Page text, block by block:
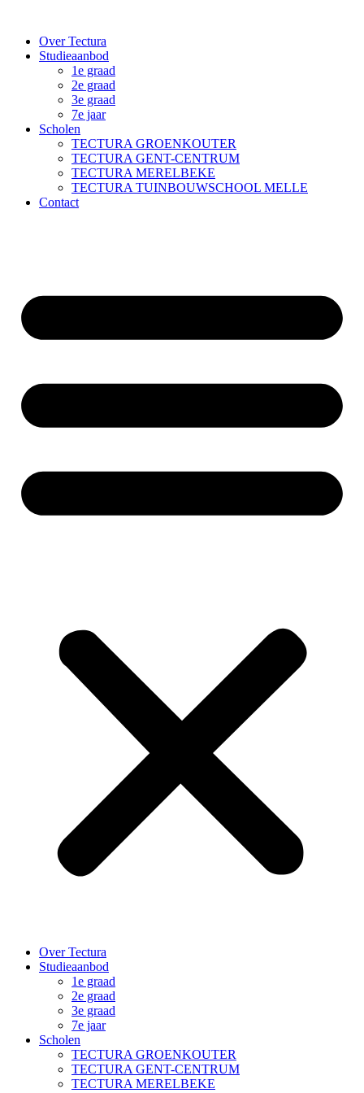
inhoud
Over Tectura
Studieaanbod
1e graad
2e graad
3e graad
7e jaar
Scholen
TECTURA GROENKOUTER
TECTURA GENT-CENTRUM
TECTURA MERELBEKE
TECTURA TUINBOUWSCHOOL MELLE
Contact
Over Tectura
Studieaanbod
1e graad
2e graad
3e graad
7e jaar
Scholen
TECTURA GROENKOUTER
TECTURA GENT-CENTRUM
TECTURA MERELBEKE